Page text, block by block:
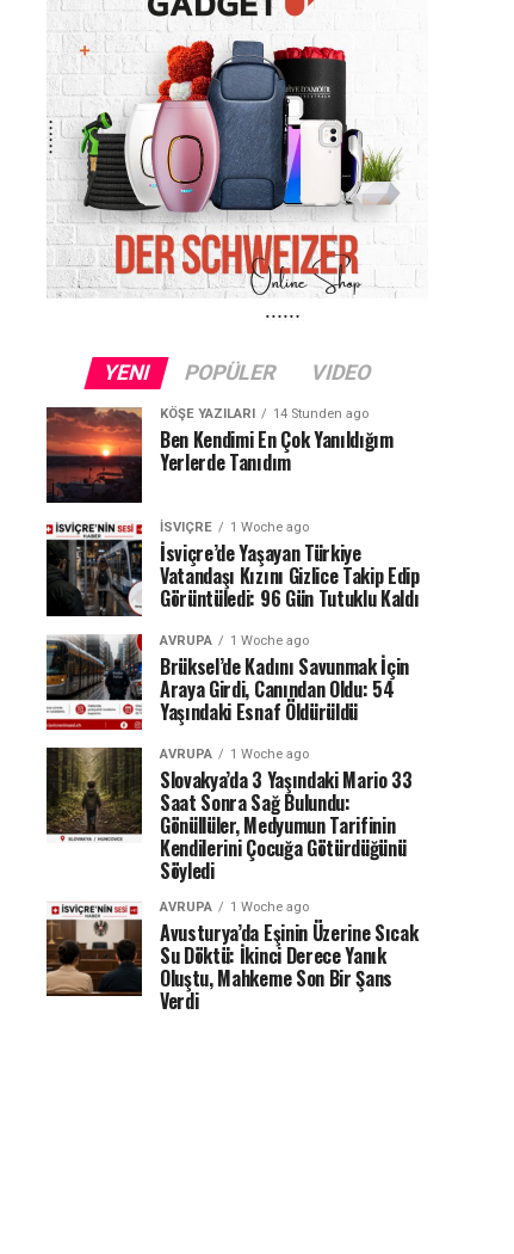
YENI POPÜLER VIDEO
KÖŞE YAZILARI 14 Stunden ago
Ben Kendimi En Çok Yanıldığım
Yerlerde Tanıdım
İSVIÇRE 1 Woche ago
İsviçre’de Yaşayan Türkiye
Vatandaşı Kızını Gizlice Takip Edip
Görüntüledi: 96 Gün Tutuklu Kaldı
AVRUPA 1 Woche ago
Brüksel’de Kadını Savunmak İçin
Araya Girdi, Canından Oldu: 54
Yaşındaki Esnaf Öldürüldü
AVRUPA 1 Woche ago
Slovakya’da 3 Yaşındaki Mario 33
Saat Sonra Sağ Bulundu:
Gönüllüler, Medyumun Tarifinin
Kendilerini Çocuğa Götürdüğünü
Söyledi
AVRUPA 1 Woche ago
Avusturya’da Eşinin Üzerine Sıcak
Su Döktü: İkinci Derece Yanık
Oluştu, Mahkeme Son Bir Şans
Verdi